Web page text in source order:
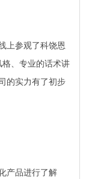
上参观了科饶恩
格、专业的话术讲
的实力有了初步
产品进行了解